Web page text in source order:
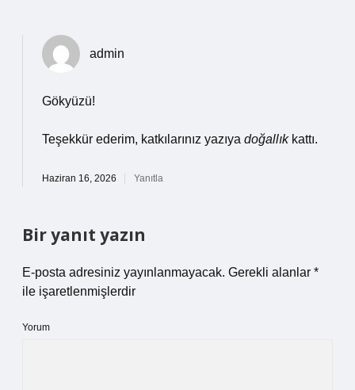
admin
Gökyüzü!
Teşekkür ederim, katkılarınız yazıya doğallıkkattı.
Haziran 16, 2026 Yanıtla
Bir yanıt yazın
E-posta adresiniz yayınlanmayacak. Gerekli alanlar *
ile işaretlenmişlerdir
Yorum